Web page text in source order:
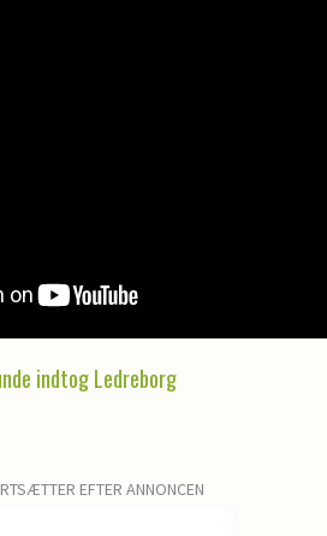
indtog Ledreborg
EFTER ANNONCEN